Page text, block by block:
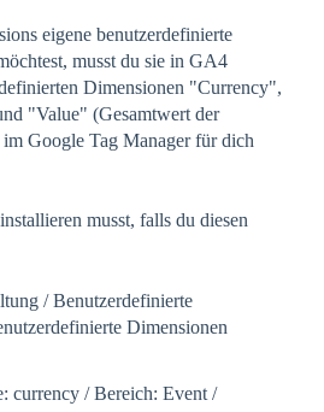
eigene benutzerdefinierte
musst du sie in GA4
Dimensionen "Currency",
"Value" (Gesamtwert der
Google Tag Manager für dich
musst, falls du diesen
/ Benutzerdefinierte
Dimensionen
currency / Bereich: Event /